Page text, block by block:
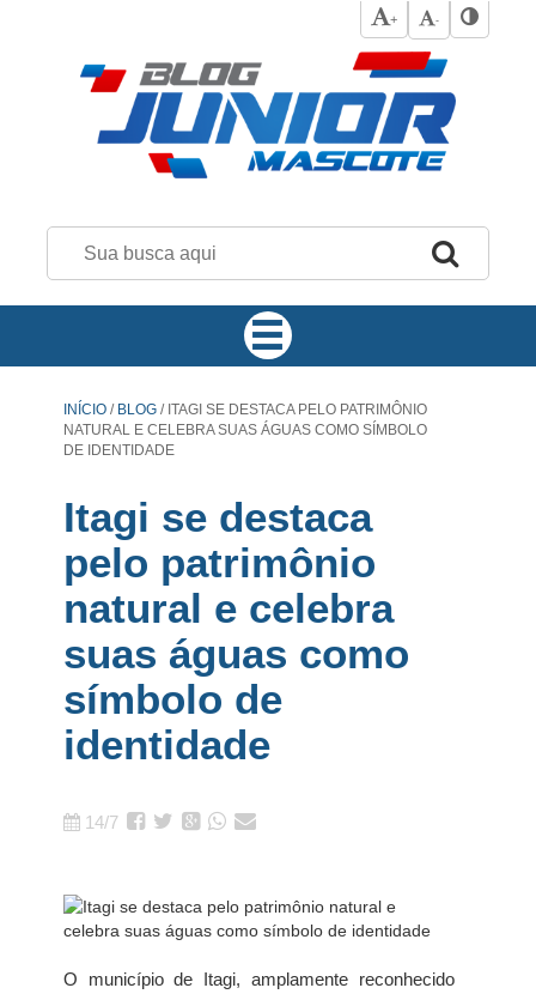
+ -
INÍCIO / BLOG /ITAGI SE DESTACA PELO PATRIMÔNIO
NATURAL E CELEBRA SUAS ÁGUAS COMO SÍMBOLO
DE IDENTIDADE
Itagi se destaca
pelo patrimônio
natural e celebra
suas águas como
símbolo de
identidade
14/7
O município de Itagi, amplamente reconhecido